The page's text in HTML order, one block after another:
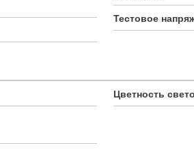
Тестовое
Цветность